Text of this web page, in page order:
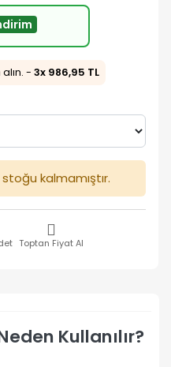
alın. - 3x 986,95 TL
kalmamıştır.
Toptan Fiyat Al
Kullanılır?